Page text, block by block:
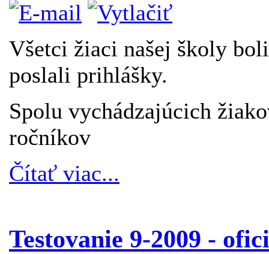
Všetci žiaci našej školy
poslali prihlášky.
Spolu vychádzajúcich
ročníkov
Čítať viac...
Testovanie 9-2009 -